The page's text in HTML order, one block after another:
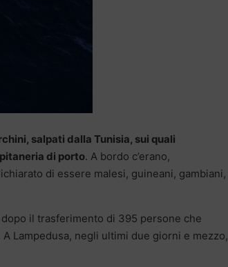
salpati dalla Tunisia, sui quali
di porto. A bordo c’erano,
di essere malesi, guineani, gambiani,
il trasferimento di 395 persone che
Lampedusa, negli ultimi due giorni e mezzo,